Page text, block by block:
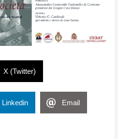
X (Twitter)
Linkedin Email